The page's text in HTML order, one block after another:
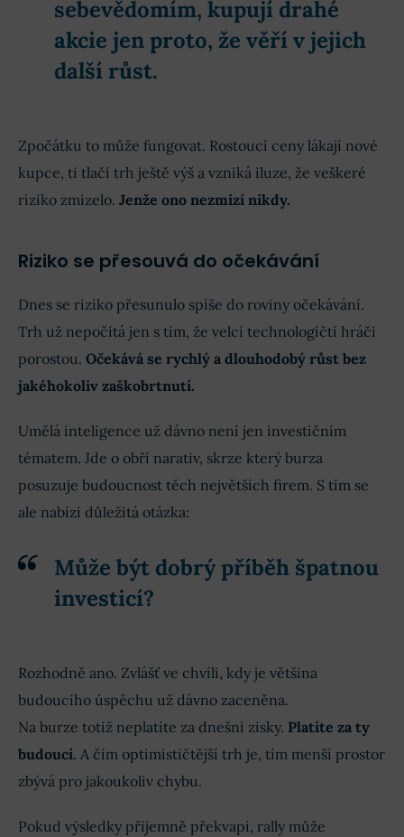
sebevědomím, kupují drahé
akcie jen proto, že věří v jejich
další růst.
Zpočátku to může fungovat. Rostoucí ceny lákají nové
kupce, ti tlačí trh ještě výš a vzniká iluze, že veškeré
riziko zmizelo. Jenže ono nezmizí nikdy.
Riziko se přesouvá do očekávání
Dnes se riziko přesunulo spíše do roviny očekávání.
Trh už nepočítá jen s tím, že velcí technologičtí hráči
porostou. Očekává se rychlý a dlouhodobý růst bez
jakéhokoliv zaškobrtnutí.
Umělá inteligence už dávno není jen investičním
tématem. Jde o obří narativ, skrze který burza
posuzuje budoucnost těch největších firem. S tím se
ale nabízí důležitá otázka:
Může být dobrý příběh špatnou
investicí?
Rozhodně ano. Zvlášť ve chvíli, kdy je většina
budoucího úspěchu už dávno zaceněna.
Na burze totiž neplatíte za dnešní zisky. Platíte za ty
budoucí. A čím optimističtější trh je, tím menší prostor
zbývá pro jakoukoliv chybu.
Pokud výsledky příjemně překvapí, rally může